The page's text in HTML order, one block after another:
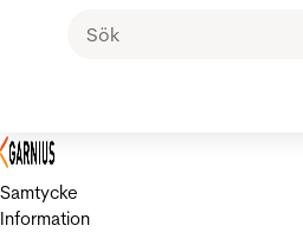
Samtycke
Information